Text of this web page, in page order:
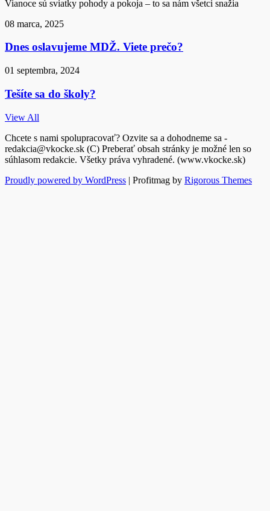
Vianoce sú sviatky pohody a pokoja – to sa nám všetci snažia
08 marca, 2025
Dnes oslavujeme MDŽ. Viete prečo?
01 septembra, 2024
Tešíte sa do školy?
View All
Chcete s nami spolupracovať? Ozvite sa a dohodneme sa -
redakcia@vkocke.sk (C) Preberať obsah stránky je možné len so
súhlasom redakcie. Všetky práva vyhradené. (www.vkocke.sk)
Proudly powered by WordPress | Profitmag by Rigorous Themes